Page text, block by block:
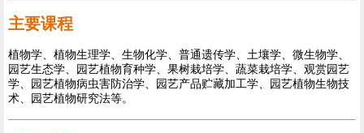
主要课程
植物学、植物生理学、生物化学、普通遗传学、土壤学、微生物学、
园艺生态学、园艺植物育种学、果树栽培学、蔬菜栽培学、观赏园艺
学、园艺植物病虫害防治学、园艺产品贮藏加工学、园艺植物生物技
术、园艺植物研究法等。